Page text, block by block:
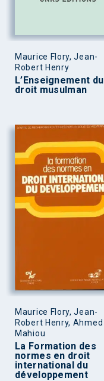
Maurice Flory, Jean-
Robert Henry
L’Enseignement du
droit musulman
Maurice Flory, Jean-
Robert Henry, Ahmed
Mahiou
La Formation des
normes en droit
international du
développement